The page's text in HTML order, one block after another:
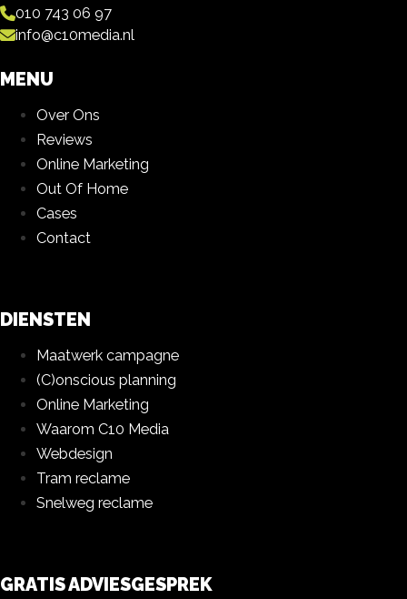
010 743 06 97
info@c10media.nl
MENU
Over Ons
Reviews
Online Marketing
Out Of Home
Cases
Contact
DIENSTEN
Maatwerk campagne
(C)onscious planning
Online Marketing
Waarom C10 Media
Webdesign
Tram reclame
Snelweg reclame
GRATIS ADVIESGESPREK